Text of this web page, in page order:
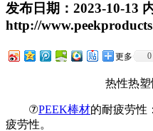
发布日期：2023-10-13
http://
更多 0
热性热塑
⑦PEEK棒材的耐疲劳性
疲劳性。